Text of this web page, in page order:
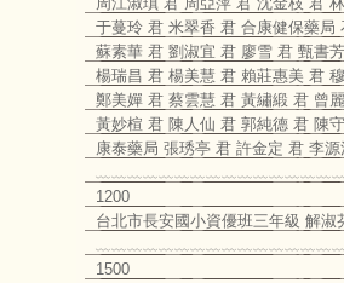
于蔓玲 君 米翠香 君 合康健保藥局
蘇素華 君 劉淑宜 君 廖雪 君 甄書
楊瑞昌 君 楊美慧 君 賴莊惠美 君
鄭美嬋 君 蔡雲慧 君 黃繡緞 君 曾
黃妙楦 君 陳人仙 君 郭純德 君 陳
康泰藥局 張琇亭 君 許金定 君 李源
1200
台北市長安國小資優班三年級 解淑
1500